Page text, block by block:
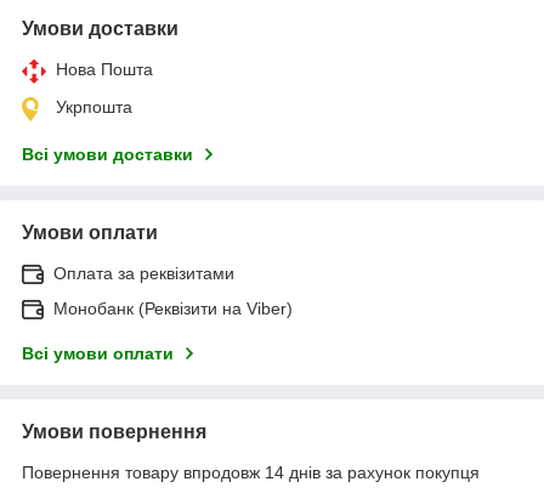
Умови доставки
Нова Пошта
Укрпошта
Всі умови доставки
Умови оплати
Оплата за реквізитами
Монобанк (Реквізити на Viber)
Всі умови оплати
Умови повернення
Повернення товару впродовж 14 днів за рахунок покупця